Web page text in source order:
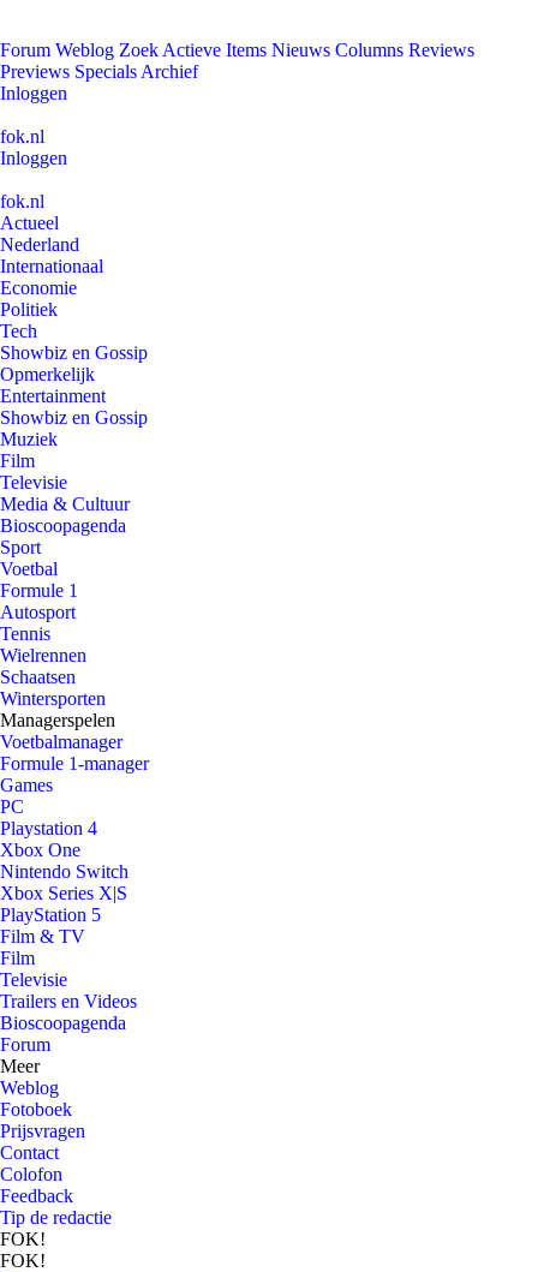
Forum Weblog Zoek Actieve Items Nieuws Columns Reviews
Previews Specials Archief
Inloggen
fok.nl
Inloggen
fok.nl
Actueel
Nederland
Internationaal
Economie
Politiek
Tech
Showbiz en Gossip
Opmerkelijk
Entertainment
Showbiz en Gossip
Muziek
Film
Televisie
Media & Cultuur
Bioscoopagenda
Sport
Voetbal
Formule 1
Autosport
Tennis
Wielrennen
Schaatsen
Wintersporten
Managerspelen
Voetbalmanager
Formule 1-manager
Games
PC
Playstation 4
Xbox One
Nintendo Switch
Xbox Series X|S
PlayStation 5
Film & TV
Film
Televisie
Trailers en Videos
Bioscoopagenda
Forum
Meer
Weblog
Fotoboek
Prijsvragen
Contact
Colofon
Feedback
Tip de redactie
FOK!
FOK!